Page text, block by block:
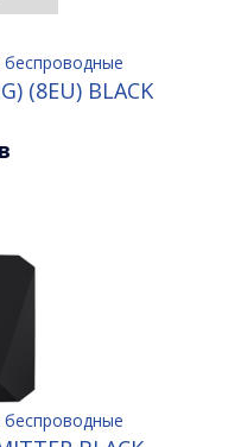
(8EU) BLACK